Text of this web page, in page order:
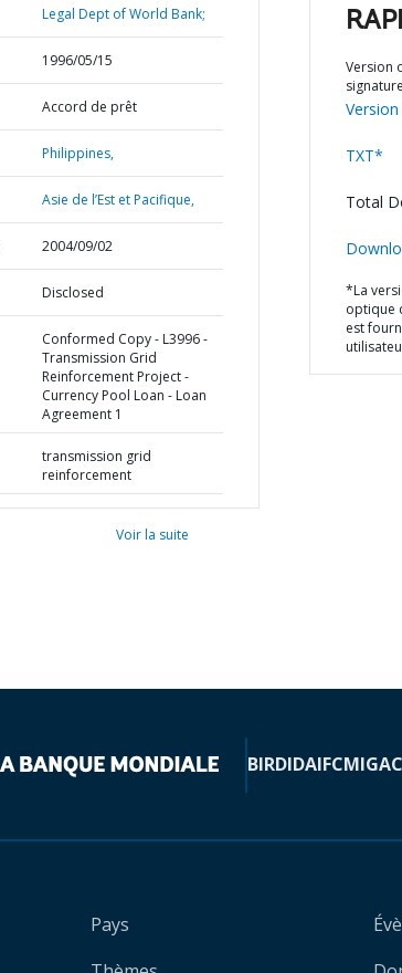
Legal Dept of World Bank;
1996/05/15
Accord de prêt
Philippines,
Asie de l’Est et Pacifique,
2004/09/02
Disclosed
Conformed Copy - L3996 -
Transmission Grid
Reinforcement Project -
Currency Pool Loan - Loan
Agreement 1
transmission grid
reinforcement
Voir la suite
Version
TXT*
Total
*La
optique
est
BIRDIDAIFCMIGA
Pays